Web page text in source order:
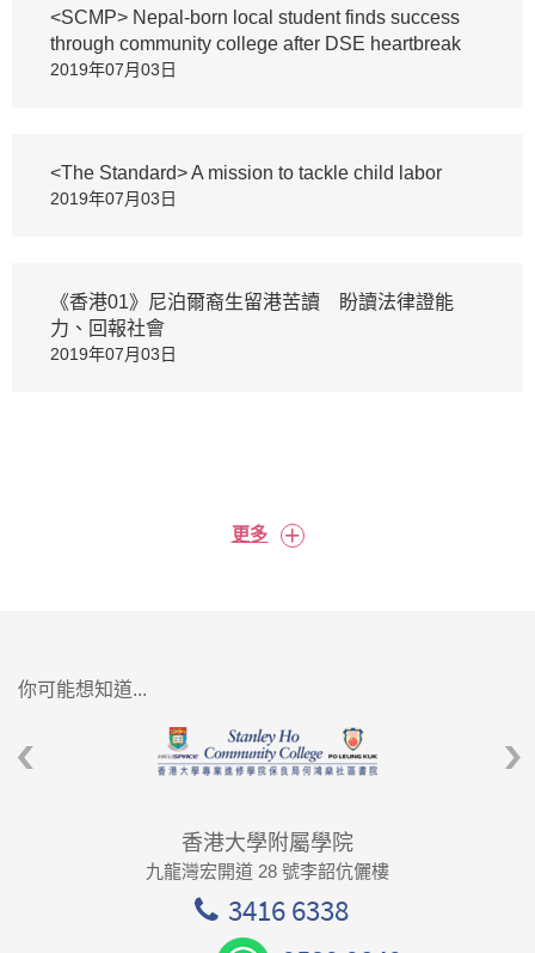
<SCMP> Nepal-born local student finds success
through community college after DSE heartbreak
2019年07月03日
<The Standard> A mission to tackle child labor
2019年07月03日
《香港01》尼泊爾裔生留港苦讀 盼讀法律證能
力、回報社會
2019年07月03日
更多 +
你可能想知道...
香港大學附屬學院
九龍灣宏開道 28 號李韶伉儷樓
3416 6338